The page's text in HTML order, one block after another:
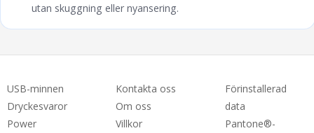
utan skuggning eller nyansering.
USB-minnen
Dryckesvaror
Power
Kontakta oss
Om oss
Villkor
Förinstallerad
data
Pantone®-